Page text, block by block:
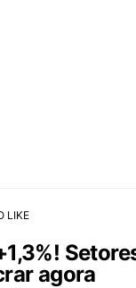
LIKE
agora